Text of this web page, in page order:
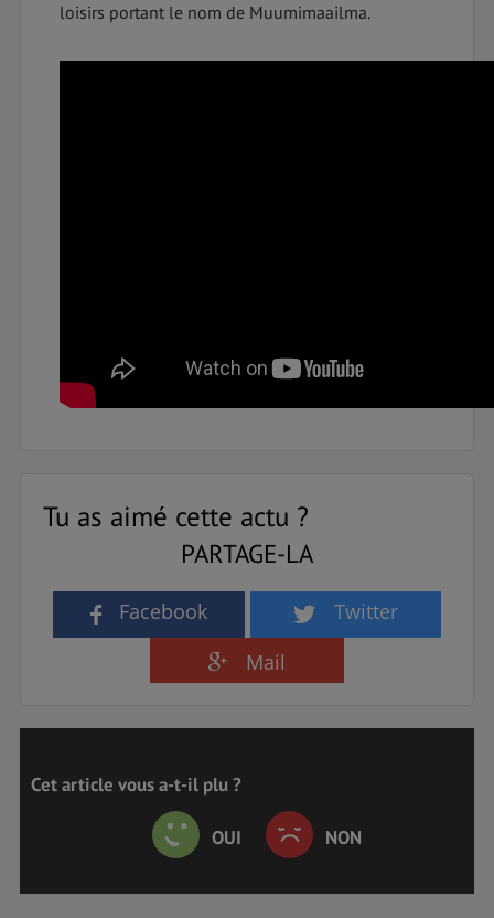
loisirs portant le nom de Muumimaailma.
Tu as aimé cette actu ?
PARTAGE-LA
Facebook
Twitter
Mail
Cet article vous a-t-il plu ?
OUI NON